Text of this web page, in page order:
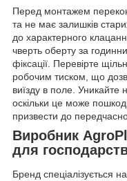
Перед монтажем
та не має залишків
до характерного
чверть оберту за
фіксації. Перевірте
робочим тиском, що
виїзду в поле. Уникайте
оскільки це може
призвести до
Виробник
для
Бренд спеціалізується